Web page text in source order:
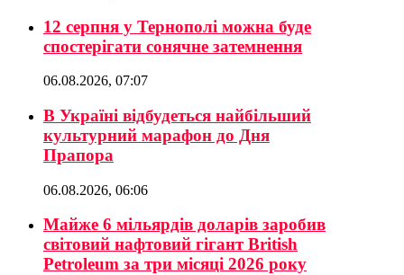
12 серпня у Тернополі можна буде
спостерігати сонячне затемнення
06.08.2026, 07:07
В Україні відбудеться найбільший
культурний марафон до Дня
Прапора
06.08.2026, 06:06
Майже 6 мільярдів доларів заробив
світовий нафтовий гігант British
Petroleum за три місяці 2026 року